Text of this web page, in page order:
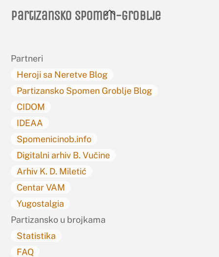
Back
Partizansko spomen-groblje
Partneri
Heroji sa Neretve Blog
Partizansko Spomen Groblje Blog
CIDOM
IDEAA
Spomenicinob.info
Digitalni arhiv B. Vučine
Arhiv K. D. Miletić
Centar VAM
Yugostalgia
Partizansko u brojkama
Statistika
FAQ